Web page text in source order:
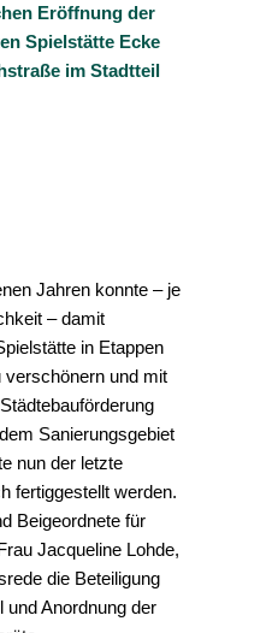
Eröffnung der
Spielstätte Ecke
im Stadtteil
Jahren konnte – je
– damit
in Etappen
verschönern und mit
Sanierungsgebiet
nun der letzte
fertiggestellt werden.
Beigeordnete für
Jacqueline Lohde,
die Beteiligung
und Anordnung der